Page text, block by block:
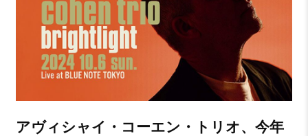
アヴィシャイ・コーエン・トリオ、今年